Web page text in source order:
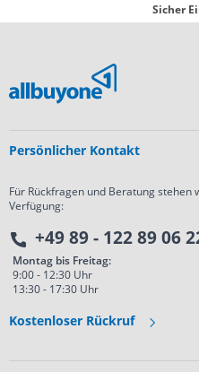
Sicher
Persönlicher Kontakt
Für Rückfragen und Beratung
Verfügung:
+49 89 - 122 89 06
Montag bis Freitag:
9:00 - 12:30 Uhr
13:30 - 17:30 Uhr
Kostenloser Rückruf